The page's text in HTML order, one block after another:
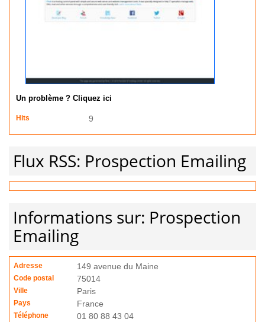
Un problème ? Cliquez ici
Hits 9
Flux RSS: Prospection Emailing
Informations sur: Prospection
Emailing
Adresse 149 avenue du Maine
Code postal 75014
Ville Paris
Pays France
Téléphone 01 80 88 43 04